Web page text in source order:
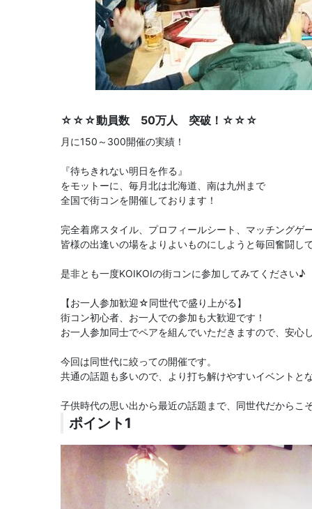
☆☆☆動員数 50万人 突破！☆☆☆
月に150～300開催の実績！
『待ちきれない明日を作る』
をモットーに、毎月北は北海道、南は九州まで
全国で街コンを開催しております！
完全着席スタイル、プロフィールシート、マッチングゲ
皆様の出逢いの場をよりよいものにしようと毎回奮闘し
是非とも一度KOIKOIの街コンに参加してみてください♪
【お一人参加歓迎☆同世代で盛り上がる】
街コン初心者、お一人での参加も大歓迎です！
お一人参加同士でペアを組んでいただきますので、安心
今回は同世代に絞っての開催です。
共通の話題も多いので、より打ち解けやすいイベントと
子供時代の思い出から最近の話題まで、同世代だから
ポイント1